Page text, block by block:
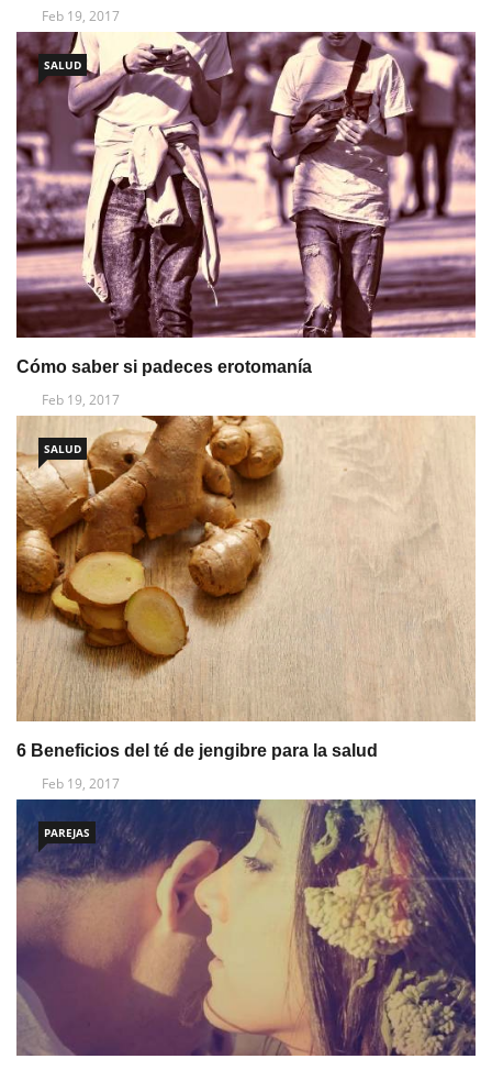
Feb 19, 2017
SALUD
Cómo saber si padeces erotomanía
Feb 19, 2017
SALUD
6 Beneficios del té de jengibre para la salud
Feb 19, 2017
PAREJAS